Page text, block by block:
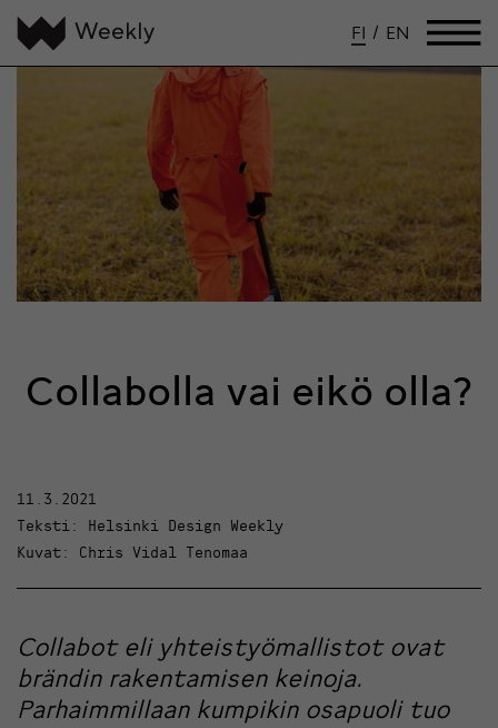
FI / EN
Collabolla vai eikö olla?
11.3.2021
Teksti: Helsinki Design Weekly
Kuvat: Chris Vidal Tenomaa
Collabot eli yhteistyömallistot ovat
brändin rakentamisen keinoja.
Parhaimmillaan kumpikin osapuoli tuo